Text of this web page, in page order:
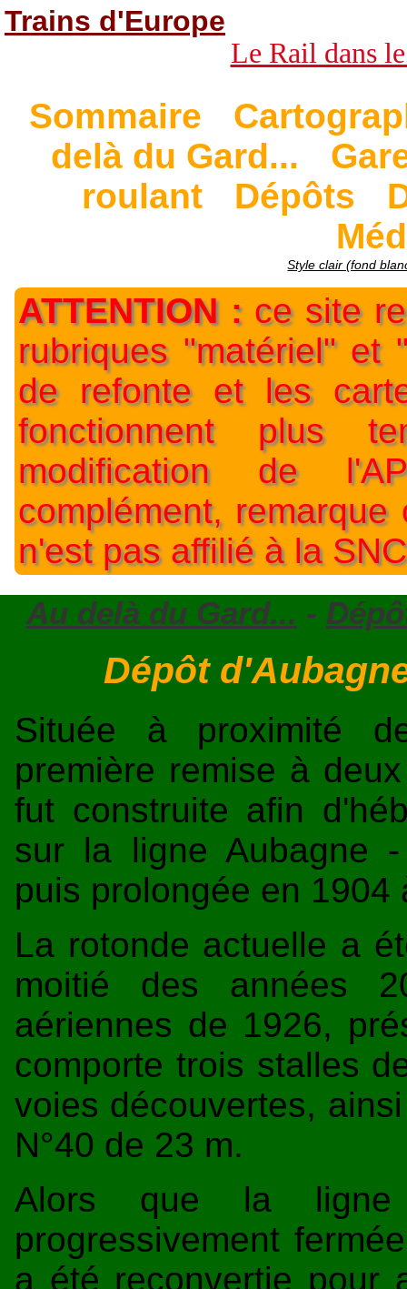
Trains d'Europe
Le Rail dans
Sommaire
delà du Gard...
roulant
Dépôts
Style clair (fond
ATTENTION :ce site
rubriques "matériel" et
de refonte et les
fonctionnent plus
modification de
complément,
n'est pas affilié à la
Au delà du Gard... -
Dépôt
Située à proximité
première remise à
fut construite afin
sur la ligne Aubagne
puis prolongée en 1904
La rotonde actuelle a
moitié des années
aériennes de 1926,
comporte trois stalles
voies découvertes,
N°40 de 23 m.
Alors que la
progressivement
a été reconvertie pour